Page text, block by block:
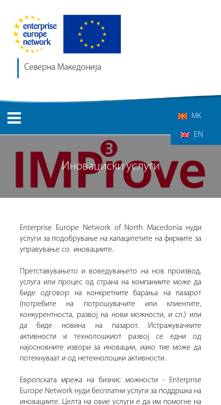
Северна Македонија
MK
EN
Иновациски услуги
Enterprise Europe Network of North Macedonia нуди
услуги за подобрување на капацитетите на фирмите за
управување со иновациите.
Претставувањето и воведувањето на нов производ,
услуга или процес од страна на компаниите може да
биде одговор на конкретните барања на пазарот
(потребите на потрошувачите или клиентите,
конкурентноста, развој на нови можности, и сл.) или
да биде новина на пазарот. Истражувачките
активности и технолошкиот развој се едни од
најосновните извори за иновации, иако тие може да
потекнуваат и од нетехнолошки активности.
Европската мрежа на бизнис можности - Enterprise
Europe Network нуди бесплатни услуги за поддршка на
иновациите. Целта на овие услуги е да им помогне на